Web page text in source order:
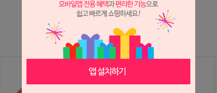
※ 필독해주세요 ※
는 시세 변동에 따라 가격이 달라질 수 있으니
문의 후 주문 바랍니다.